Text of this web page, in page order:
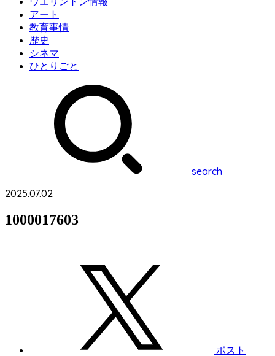
アート
教育事情
歴史
シネマ
ひとりごと
search
2025.07.02
1000017603
ポスト